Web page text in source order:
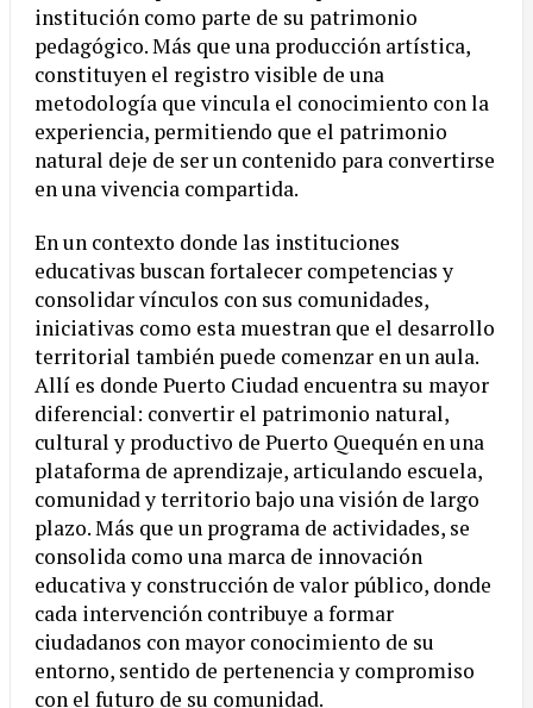
institución como parte de su patrimonio
pedagógico. Más que una producción artística,
constituyen el registro visible de una
metodología que vincula el conocimiento con la
experiencia, permitiendo que el patrimonio
natural deje de ser un contenido para convertirse
en una vivencia compartida.
En un contexto donde las instituciones
educativas buscan fortalecer competencias y
consolidar vínculos con sus comunidades,
iniciativas como esta muestran que el desarrollo
territorial también puede comenzar en un aula.
Allí es donde Puerto Ciudad encuentra su mayor
diferencial: convertir el patrimonio natural,
cultural y productivo de Puerto Quequén en una
plataforma de aprendizaje, articulando escuela,
comunidad y territorio bajo una visión de largo
plazo. Más que un programa de actividades, se
consolida como una marca de innovación
educativa y construcción de valor público, donde
cada intervención contribuye a formar
ciudadanos con mayor conocimiento de su
entorno, sentido de pertenencia y compromiso
con el futuro de su comunidad.